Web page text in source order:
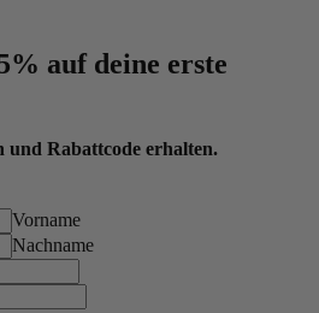
auf deine erste
und Rabattcode erhalten.
Vorname
Nachname